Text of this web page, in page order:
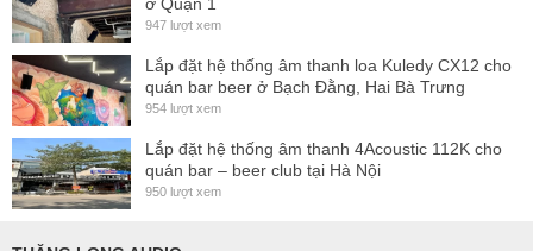
947 lượt xem
Lắp đặt hệ thống âm thanh loa Kuledy CX12 cho
quán bar beer ở Bạch Đằng, Hai Bà Trưng
954 lượt xem
Lắp đặt hệ thống âm thanh 4Acoustic 112K cho
quán bar – beer club tại Hà Nội
950 lượt xem